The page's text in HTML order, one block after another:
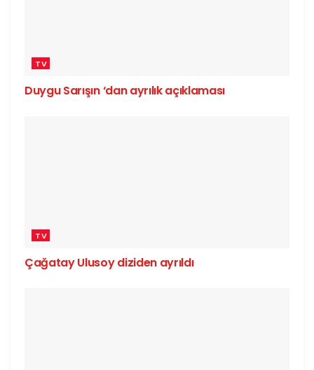
TV
Duygu Sarışın ‘dan ayrılık açıklaması
TV
Çağatay Ulusoy diziden ayrıldı